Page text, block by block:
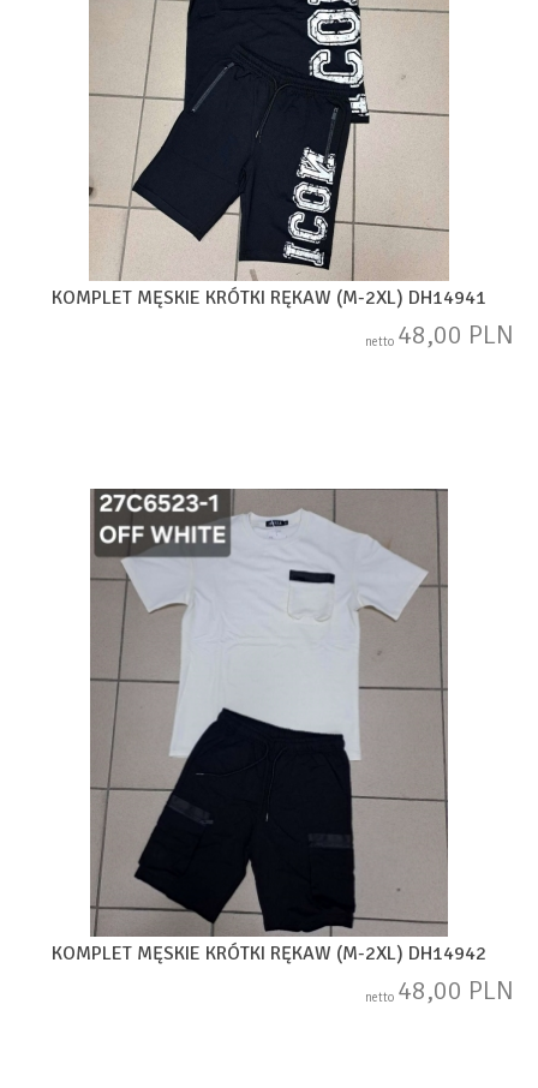
KOMPLET MĘSKIE KRÓTKI RĘKAW (M-2XL) DH14941
netto 48,00 PLN
KOMPLET MĘSKIE KRÓTKI RĘKAW (M-2XL) DH14942
netto 48,00 PLN